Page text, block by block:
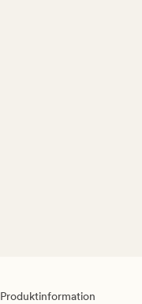
Produktinformation